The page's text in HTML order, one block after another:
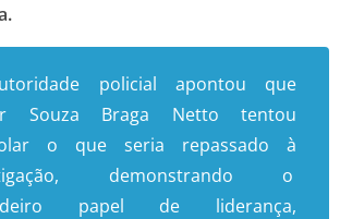
policial apontou que
Souza Braga Netto tentou
o que seria repassado à
demonstrando o
papel de liderança,